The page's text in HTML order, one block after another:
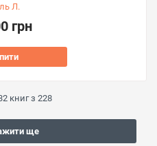
Л.
грн
книг з 228
ще